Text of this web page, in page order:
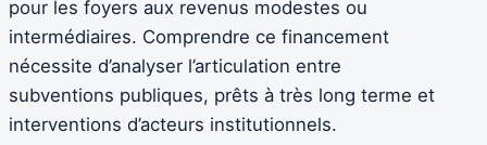
pour les foyers aux revenus modestes ou
intermédiaires. Comprendre ce financement
nécessite d’analyser l’articulation entre
subventions publiques, prêts à très long terme et
interventions d’acteurs institutionnels.